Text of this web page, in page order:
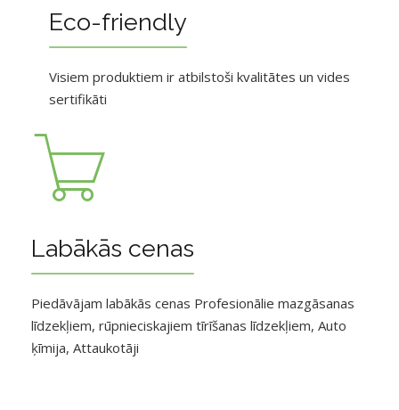
Eco-friendly
Visiem produktiem ir atbilstoši kvalitātes un vides
sertifikāti
Labākās cenas
Piedāvājam labākās cenas Profesionālie mazgāsanas
līdzekļiem, rūpnieciskajiem tīrīšanas līdzekļiem, Auto
ķīmija, Attaukotāji